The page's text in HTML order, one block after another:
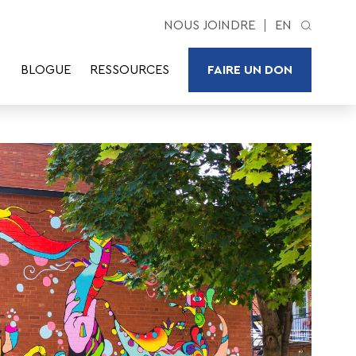
NOUS JOINDRE EN
BLOGUE RESSOURCES FAIRE UN DON